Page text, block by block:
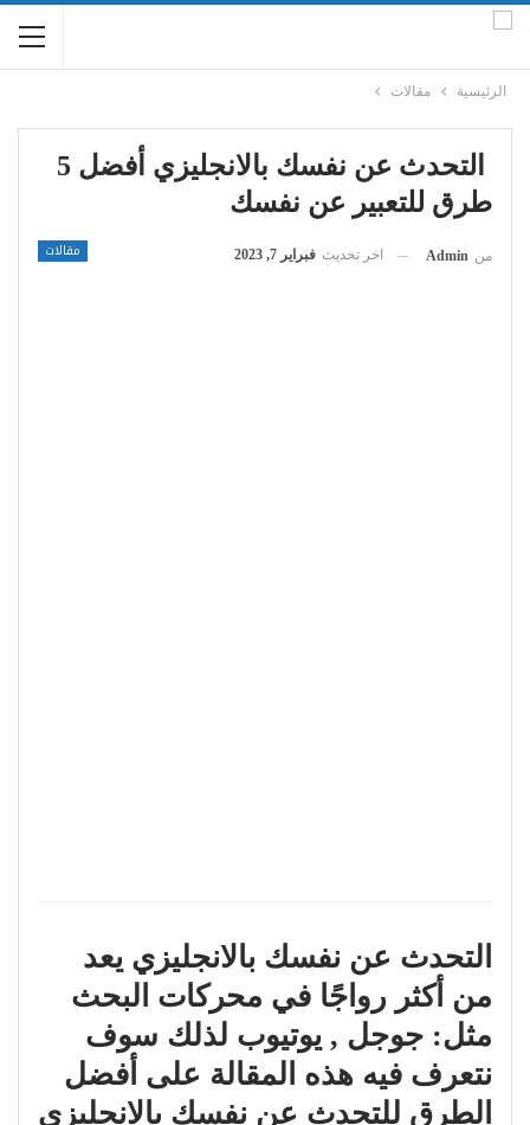
الرئيسية مقالات
التحدث عن نفسك بالانجليزي أفضل 5
طرق للتعبير عن نفسك
مقالات من Admin اخر تحديث فبراير 7, 2023
التحدث عن نفسك بالانجليزي يعد
من أكثر رواجًا في محركات البحث
مثل: جوجل , يوتيوب لذلك سوف
نتعرف فيه هذه المقالة على أفضل
الطرق للتحدث عن نفسك بالانجليزي